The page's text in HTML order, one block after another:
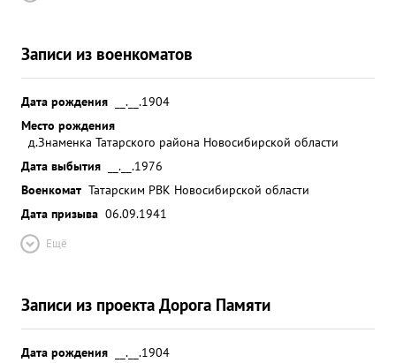
Записи из военкоматов
Дата рождения
__.__.1904
Место рождения
д.Знаменка Татарского района Новосибирской области
Дата выбытия
__.__.1976
Военкомат Татарским РВК Новосибирской области
Дата призыва 06.09.1941
Ещё
Записи из проекта Дорога Памяти
Дата рождения
__.__.1904